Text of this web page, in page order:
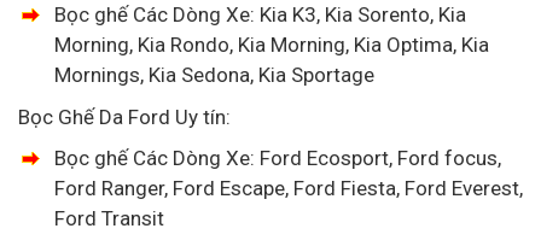
Bọc ghế Các Dòng Xe: Kia K3, Kia Sorento, Kia
Morning, Kia Rondo, Kia Morning, Kia Optima, Kia
Mornings, Kia Sedona, Kia Sportage
Bọc Ghế Da Ford Uy tín:
Bọc ghế Các Dòng Xe: Ford Ecosport, Ford focus,
Ford Ranger, Ford Escape, Ford Fiesta, Ford Everest,
Ford Transit